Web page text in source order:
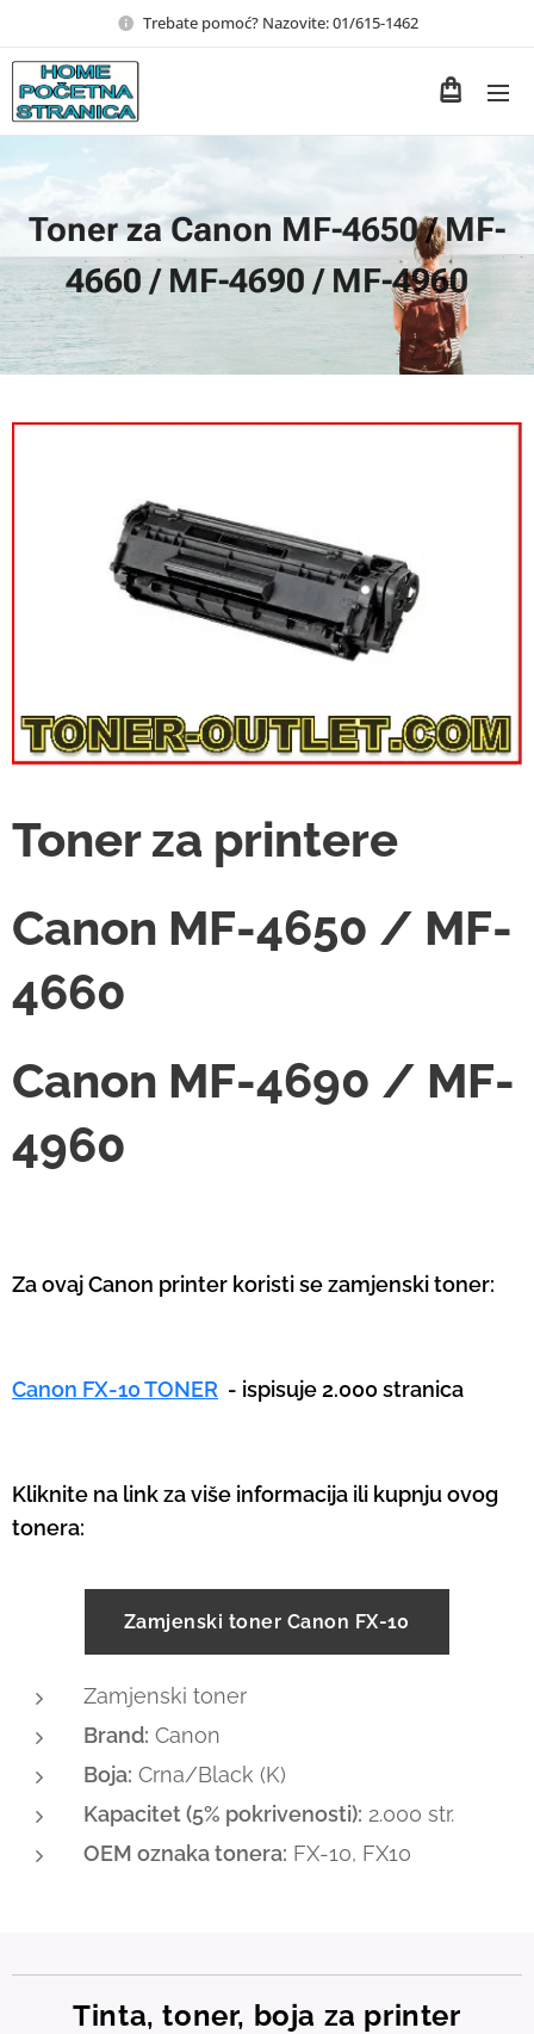
Trebate pomoć? Nazovite: 01/615-1462
Toner za Canon MF-4650 / MF-
4660 / MF-4690 / MF-4960
Toner za printere
Canon MF-4650 / MF-
4660
Canon MF-4690 / MF-
4960
Za ovaj Canon printer koristi se zamjenski toner:
Canon FX-10 TONER - ispisuje 2.000 stranica
Kliknite na link za više informacija ili kupnju ovog
tonera:
Zamjenski toner Canon FX-10
Zamjenski toner
Brand: Canon
Boja: Crna/Black (K)
Kapacitet (5% pokrivenosti): 2.000 str.
OEM oznaka tonera: FX-10, FX10
Tinta, toner, boja za printer